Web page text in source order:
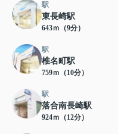
駅
東長崎駅
643ｍ（9分）
駅
椎名町駅
759ｍ（10分）
駅
落合南長崎駅
924ｍ（12分）